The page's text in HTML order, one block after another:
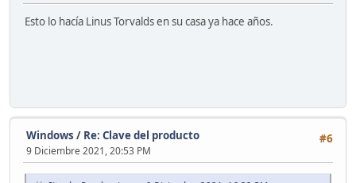
Esto lo hacía Linus Torvalds en su casa ya hace años.
#6
Windows / Re: Clave del producto
9 Diciembre 2021, 20:53 PM